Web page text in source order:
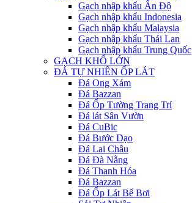
Gạch nhập khẩu Ấn Độ
Gạch nhập khẩu Indonesia
Gạch nhập khẩu Malaysia
Gạch nhập khẩu Thái Lan
Gạch nhập khẩu Trung Quốc
GẠCH KHỔ LỚN
ĐÁ TỰ NHIÊN ỐP LÁT
Đá Ong Xám
Đá Bazzan
Đá Ốp Tường Trang Trí
Đá lát Sân Vườn
Đá CuBic
Đá Bước Dạo
Đá Lai Châu
Đá Đà Nẵng
Đá Thanh Hóa
Đá Bazzan
Đá Ốp Lát Bể Bơi